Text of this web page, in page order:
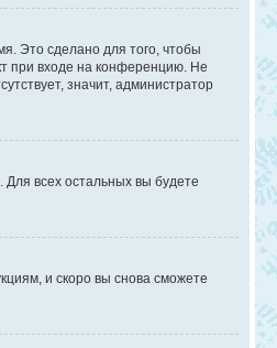
Это сделано для того, чтобы
при входе на конференцию. Не
значит, администратор
всех остальных вы будете
и скоро вы снова сможете